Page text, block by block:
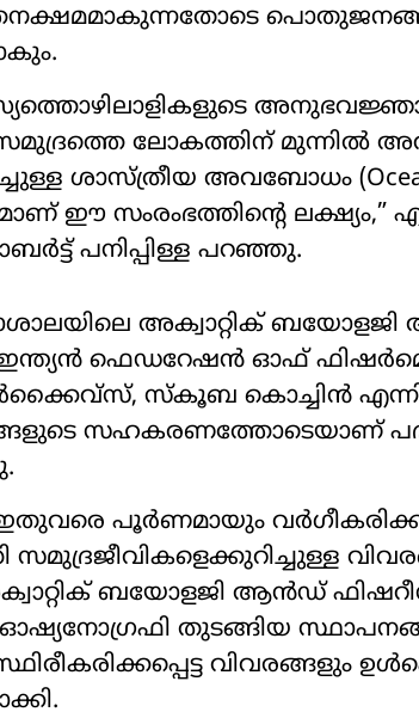
സമുദ്രത്തെ ലോകത്തിന് മുന്നിൽ
ശാസ്ത്രീയ അവബോധം (Ocean
ഈ സംരംഭത്തിന്റെ ലക്ഷ്യം,”
പനിപ്പിള്ള പറഞ്ഞു.
അക്വാറ്റിക്
ഇന്ത്യൻ ഫെഡറേഷൻ ഓഫ്
സ്കൂബ കൊച്ചിൻ
സഹകരണത്തോടെയാണ്
പൂർണമായും
സമുദ്രജീവികളെക്കുറിച്ചുള്ള
ബയോളജി ആൻഡ്
ഓഷ്യനോഗ്രഫി തുടങ്ങിയ
വിവരങ്ങളും